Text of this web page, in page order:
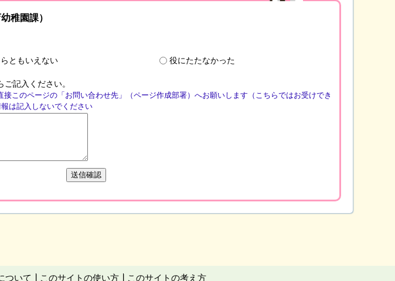
稚園課）
ともいえない 役にたたなかった
記入ください。
接このページの「お問い合わせ先」（ページ作成部署）へお願いします（こちらではお受けでき
は記入しないでください
ついて このサイトの使い方 このサイトの考え方